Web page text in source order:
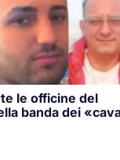
le officine del
banda dei